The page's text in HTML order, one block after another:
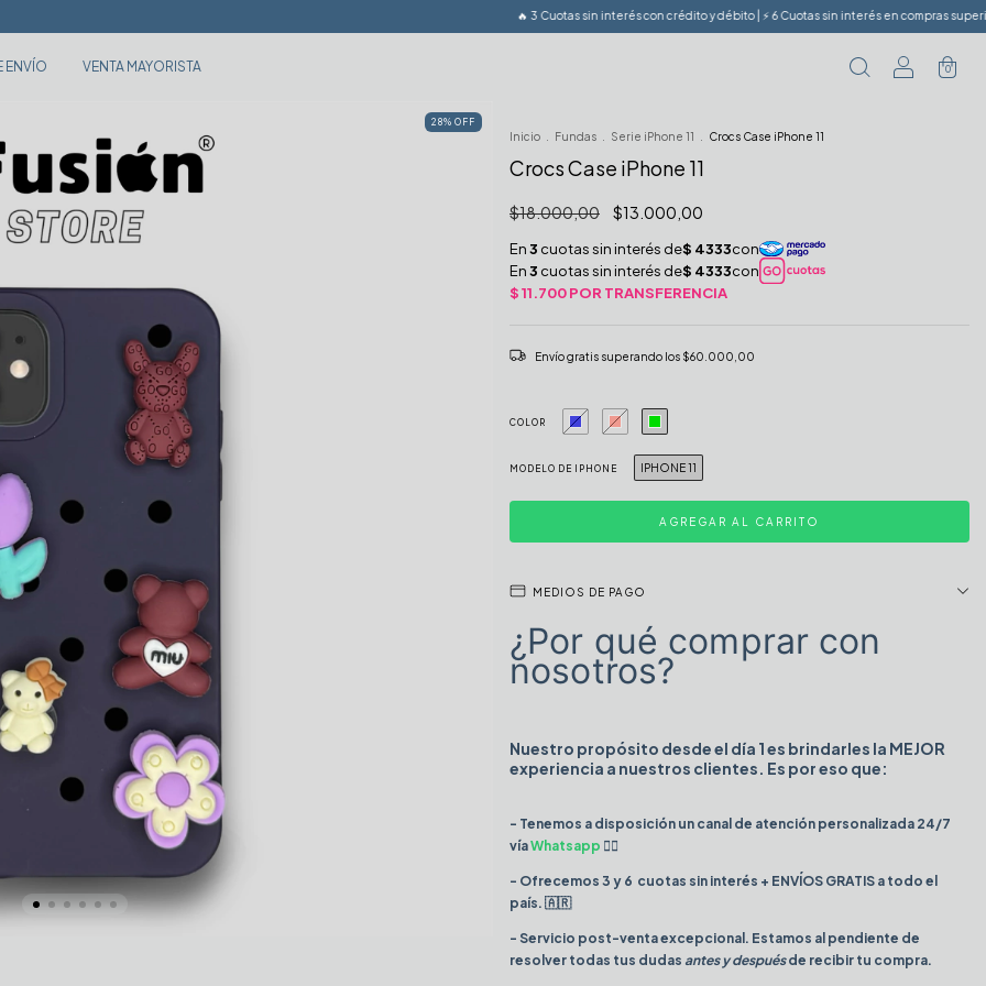
🔥 3 Cuotas sin interés con crédito y débito | ⚡️ 6 Cuotas sin interés en compras superiores a
ENVÍO VENTA MAYORISTA 0
28% OFF
Inicio Fundas Serie iPhone 11 Crocs Case iPhone 11
Crocs Case iPhone 11
$18.000,00 $13.000,00
Envío gratis superando los $60.000,00
COLOR
MODELO DE IPHONE IPHONE 11
MEDIOS DE PAGO
¿Por qué comprar con
nosotros?
Nuestro propósito desde el día 1 es brindarles la MEJOR
experiencia a nuestros clientes. Es por eso que:
- Tenemos a disposición un canal de atención personalizada 24/7
víaWhatsapp 👈🏻
- Ofrecemos 3 y 6 cuotas sin interés + ENVÍOS GRATIS a todo el
país. 🇦🇷
- Servicio post-venta excepcional. Estamos al pendiente de
resolver todas tus dudas antes y despuésde recibir tu compra.